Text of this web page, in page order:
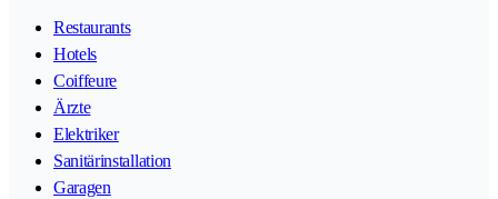
Restaurants
Hotels
Coiffeure
Ärzte
Elektriker
Sanitärinstallation
Garagen